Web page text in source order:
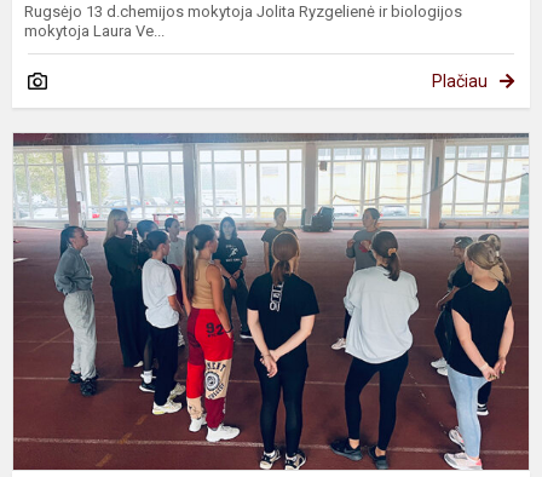
Rugsėjo 13 d.chemijos mokytoja Jolita Ryzgelienė ir biologijos
mokytoja Laura Ve...
Plačiau